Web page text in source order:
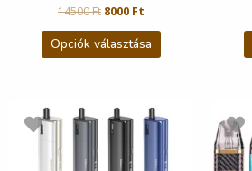
14500Ft 8000 Ft
Opciók választása